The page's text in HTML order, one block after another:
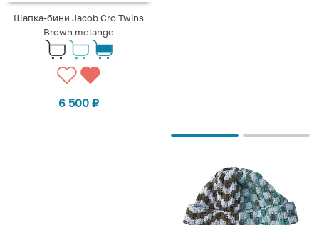
Шапка-бини Jacob Cro Twins
Brown melange
6 500 ₽